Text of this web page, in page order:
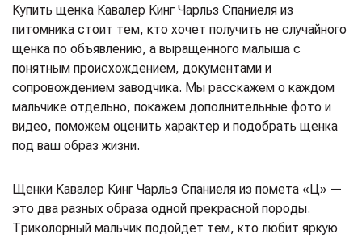
Купить щенка Кавалер Кинг Чарльз Спаниеля из
питомника стоит тем, кто хочет получить не случайного
щенка по объявлению, а выращенного малыша с
понятным происхождением, документами и
сопровождением заводчика. Мы расскажем о каждом
мальчике отдельно, покажем дополнительные фото и
видео, поможем оценить характер и подобрать щенка
под ваш образ жизни.
Щенки Кавалер Кинг Чарльз Спаниеля из помета «Ц» —
это два разных образа одной прекрасной породы.
Триколорный мальчик подойдет тем, кто любит яркую